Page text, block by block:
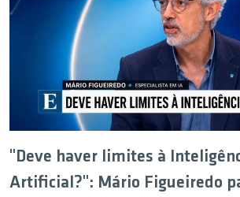
"Deve haver limites à
Artificial?": Mário Figueiredo